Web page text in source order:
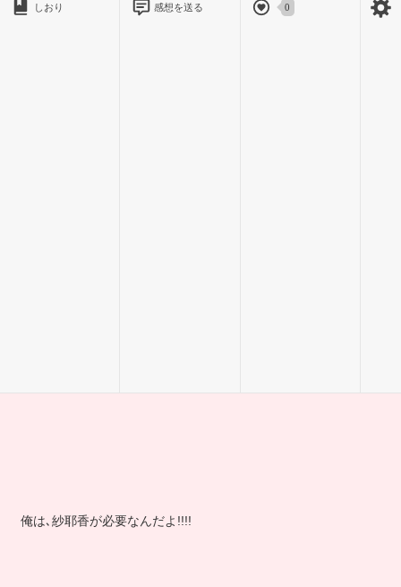
しおり 感想を送る 0
俺のそばに居てくれよ｡
俺は､紗耶香が必要なんだよ!!!!